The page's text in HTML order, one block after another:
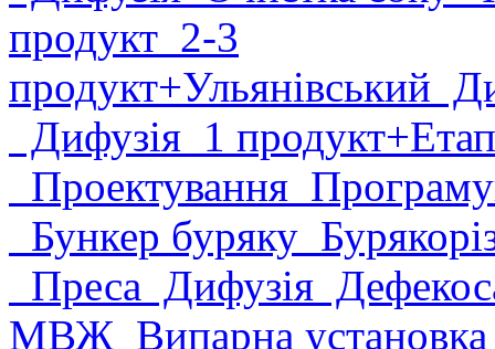
продукт 2-3
продукт+Ульянівський
Дифузія 1 продукт
Проектування
Бункер буряку
Преса Дифузія
МВЖ Випарна